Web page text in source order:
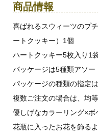
商品情報
喜ばれるスウィーツのプ
ートクッキー）1個
ハートクッキー5枚入り1袋
パッケージは5種類アソー
パッケージの種類の指定は
複数ご注文の場合は、均
優しげなカラーリング×ボ
花瓶に入ったお花を飾るよ